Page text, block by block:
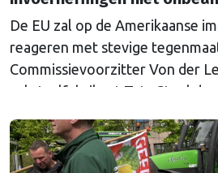
De EU zal op de Amerikaanse
reageren met stevige
Commissievoorzitter Von der
zal staalfabrikant Tata Steel de
liet weten de maatregelen te